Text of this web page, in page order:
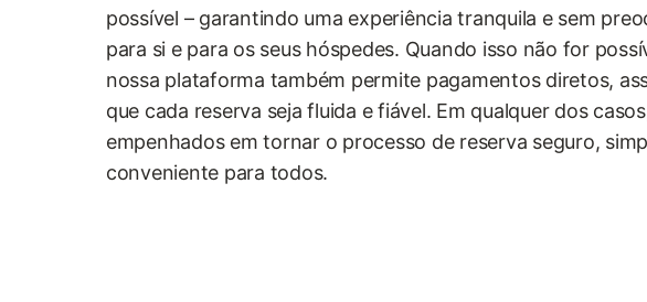
possível – garantindo uma experiência tranquila e sem
para si e para os seus hóspedes. Quando isso não for
nossa plataforma também permite pagamentos diretos,
que cada reserva seja fluida e fiável. Em qualquer dos
empenhados em tornar o processo de reserva seguro,
conveniente para todos.